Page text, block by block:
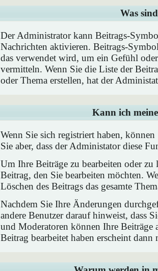
Was
Der Administrator kann Beitrags-
Nachrichten aktivieren. Beitrags-
das verwendet wird, um ein Gefühl
vermitteln. Wenn Sie die Liste der
oder Thema erstellen, hat der
Kann ich
Wenn Sie sich registriert haben,
Sie aber, dass der Administator diese
Um Ihre Beiträge zu bearbeiten oder
Beitrag, den Sie bearbeiten möchten.
Löschen des Beitrags das gesamte
Nachdem Sie Ihre Änderungen
andere Benutzer darauf hinweist, dass
und Moderatoren können Ihre Beiträge
Beitrag bearbeitet haben erscheint